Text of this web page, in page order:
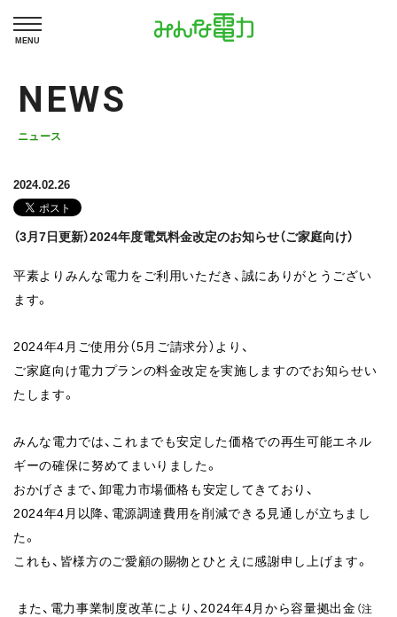
MENU
NEWS
ニュース
2024.02.26
（3月7日更新）2024年度電気料金改定のお知らせ（ご家庭向け）
平素よりみんな電力をご利用いただき、誠にありがとうござい
ます。
2024年4月ご使用分（5月ご請求分）より、
ご家庭向け電力プランの料金改定を実施しますのでお知らせい
たします。
みんな電力では、これまでも安定した価格での再生可能エネル
ギーの確保に努めてまいりました。
おかげさまで、卸電力市場価格も安定してきており、
2024年4月以降、電源調達費用を削減できる見通しが立ちまし
た。
これも、皆様方のご愛顧の賜物とひとえに感謝申し上げます。
また、電力事業制度改革により、2024年4月から容量拠出金 （注